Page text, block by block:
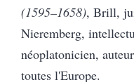
(1595–1658), Brill,
Nieremberg,
néoplatonicien,
toutes l'Europe.